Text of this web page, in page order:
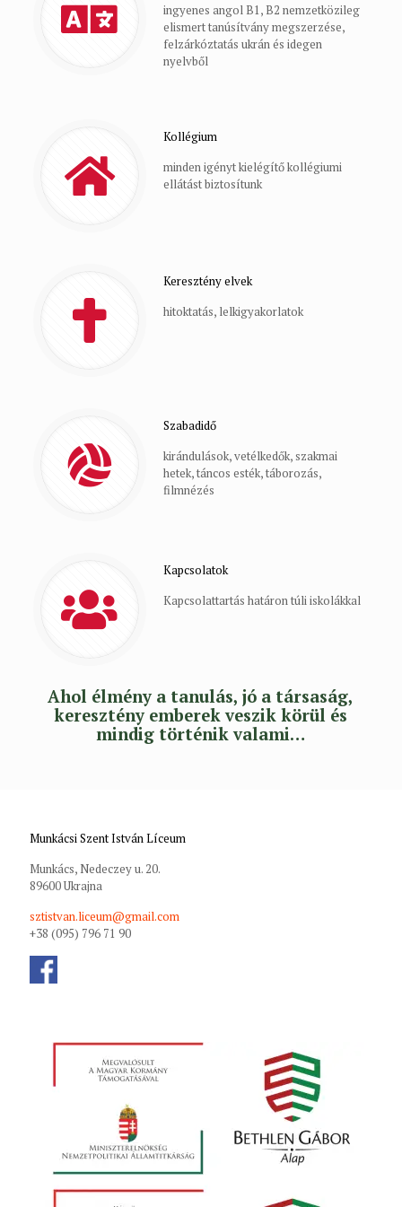
ingyenes angol B1, B2 nemzetközileg
elismert tanúsítvány megszerzése,
felzárkóztatás ukrán és idegen
nyelvből
Kollégium
minden igényt kielégítő kollégiumi
ellátást biztosítunk
Keresztény elvek
hitoktatás, lelkigyakorlatok
Szabadidő
kirándulások, vetélkedők, szakmai
hetek, táncos esték, táborozás,
filmnézés
Kapcsolatok
Kapcsolattartás határon túli iskolákkal
Ahol élmény a tanulás, jó a társaság,
keresztény emberek veszik körül és
mindig történik valami…
Munkácsi Szent István Líceum
Munkács, Nedeczey u. 20.
89600 Ukrajna
sztistvan.liceum@gmail.com
+38 (095) 796 71 90